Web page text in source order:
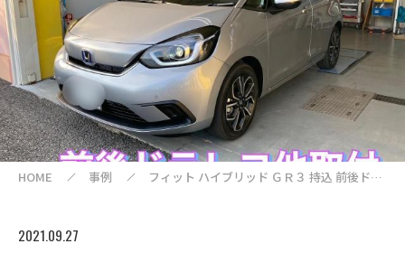
HOME 事例
フィット ハイブリッド ＧＲ３ 持込 前後ドラ
2021.09.27